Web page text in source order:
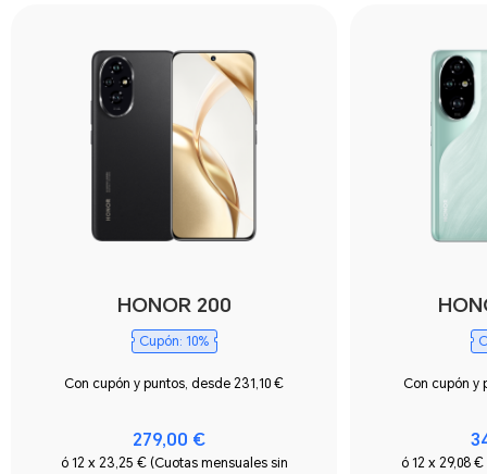
HONOR 200
Cupón: 10%
Con cupón y puntos, desde 231,10 €
279,00 €
ó 12 x 23,25 € (Cuotas mensuales sin
Con cupón y
ó 12 x 29,08